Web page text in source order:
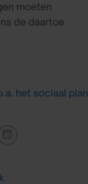
moeten
de daartoe
het sociaal plan